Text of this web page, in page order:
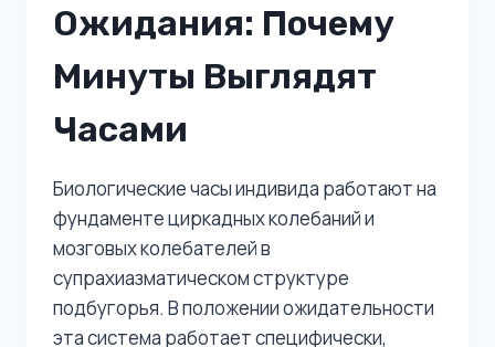
Ожидания: Почему
Минуты Выглядят
Часами
Биологические часы индивида работают на
фундаменте циркадных колебаний и
мозговых колебателей в
супрахиазматическом структуре
подбугорья. В положении ожидательности
эта система работает специфически,